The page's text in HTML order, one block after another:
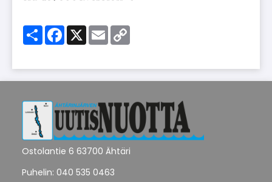
ShareFacebook
X Email
Ostolantie 6 63700 Ähtäri
Puhelin: 040 535 0463